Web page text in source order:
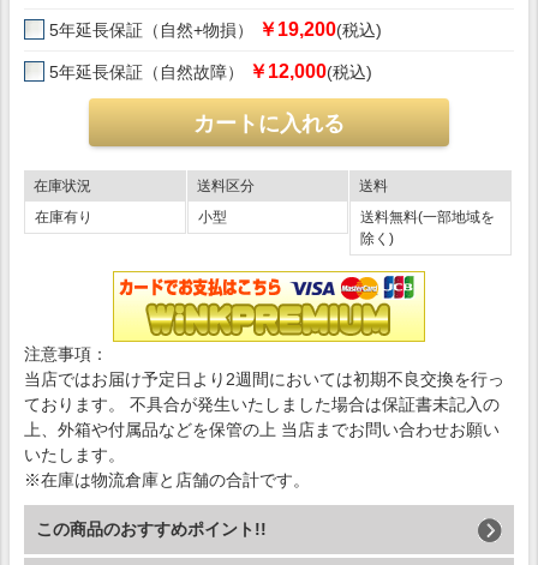
5年延長保証（自然+物損） ￥19,200(税込)
5年延長保証（自然故障） ￥12,000(税込)
在庫状況
在庫有り
送料区分
小型
送料
送料無料(一部地域を
除く)
注意事項：
当店ではお届け予定日より2週間においては初期不良交換を行っ
ております。 不具合が発生いたしました場合は保証書未記入の
上、外箱や付属品などを保管の上 当店までお問い合わせお願い
いたします。
※在庫は物流倉庫と店舗の合計です。
この商品のおすすめポイント!!